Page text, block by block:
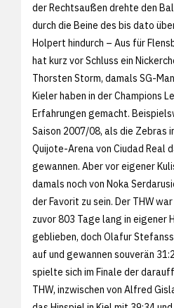
der Rechtsaußen drehte den
durch die Beine des bis dato
Holpert hindurch – Aus für
hat kurz vor Schluss ein
Thorsten Storm, damals SG-
Kieler haben in der Champions
Erfahrungen gemacht.
Saison 2007/08, als die Zebras
Quijote-Arena von Ciudad Real
gewannen. Aber vor eigener
damals noch von Noka
der Favorit zu sein. Der THW
zuvor 803 Tage lang in eigener
geblieben, doch Olafur
auf und gewannen souverän
spielte sich im Finale der
THW, inzwischen von Alfred